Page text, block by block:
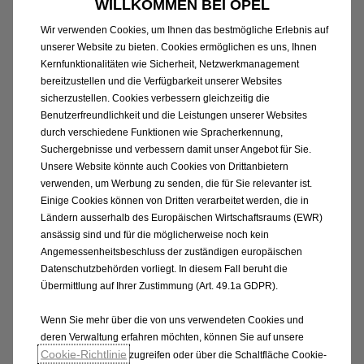
Assistenzsysteme
Die fortschrittlichen Assistenzsysteme1des neuen
Frontera wurden entwickelt, um deine Fahrt sicherer
und bequemer zu machen. Dazu gehören zum
Beispiel: Spurhalte-Assistent, automatische
Gefahrenbremsung, Kollisionswarnung,
Verkehrsschilderkennung, Geschwindigkeitsbegrenzer
und Aufmerksamkeitsassistent. Der GS ist zusätzlich
mit Toter-Winkel-Warner ausgestattet.
WILLKOMMEN BEI OPEL
Wir verwenden Cookies, um Ihnen das bestmögliche Erlebnis auf
unserer Website zu bieten. Cookies ermöglichen es uns, Ihnen
Kernfunktionalitäten wie Sicherheit, Netzwerkmanagement
bereitzustellen und die Verfügbarkeit unserer Websites
sicherzustellen. Cookies verbessern gleichzeitig die
Benutzerfreundlichkeit und die Leistungen unserer Websites
durch verschiedene Funktionen wie Spracherkennung,
Suchergebnisse und verbessern damit unser Angebot für Sie.
Unsere Website könnte auch Cookies von Drittanbietern
verwenden, um Werbung zu senden, die für Sie relevanter ist.
Einige Cookies können von Dritten verarbeitet werden, die in
Ländern ausserhalb des Europäischen Wirtschaftsraums (EWR)
ansässig sind und für die möglicherweise noch kein
Angemessenheitsbeschluss der zuständigen europäischen
Datenschutzbehörden vorliegt. In diesem Fall beruht die
Übermittlung auf Ihrer Zustimmung (Art. 49.1a GDPR).
Wenn Sie mehr über die von uns verwendeten Cookies und
deren Verwaltung erfahren möchten, können Sie auf unsere
Cookie-Richtlinie zugreifen oder über die Schaltfläche Cookie-